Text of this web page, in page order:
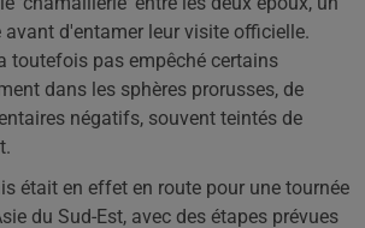
avant d'entamer leur visite officielle.
toutefois pas empêché certains
dans les sphères prorusses, de
négatifs, souvent teintés de
était en effet en route pour une tournée
du Sud-Est, avec des étapes prévues